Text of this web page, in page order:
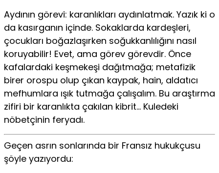
Aydının görevi: karanlıkları aydınlatmak. Yazık ki o
da kasırganın içinde. Sokaklarda kardeşleri,
çocukları boğazlaşırken soğukkanlılığını nasıl
koruyabilir! Evet, ama görev görevdir. Önce
kafalardaki keşmekeşi dağıtmağa; metafizik
birer orospu olup çıkan kaypak, hain, aldatıcı
mefhumlara ışık tutmağa çalışalım. Bu araştırma
zifiri bir karanlıkta çakılan kibrit… Kuledeki
nöbetçinin feryadı.
Geçen asrın sonlarında bir Fransız hukukçusu
şöyle yazıyordu: